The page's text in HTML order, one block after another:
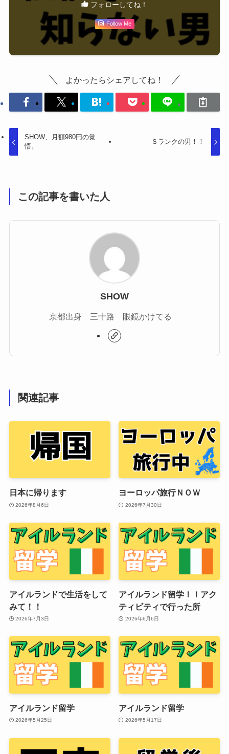
フォローしてね！
Follow Me
よかったらシェアしてね！
SHOW、月額980円の覚
悟。
Ｓランクの男！！
この記事を書いた人
SHOW
京都出身 三十路 眼鏡かけてる
関連記事
日本に帰ります
2026年8月6日
ヨーロッパ旅行ＮＯＷ
2026年7月30日
アイルランドで生活をして
みて！！
2026年7月3日
アイルランド留学！！アク
ティビティで行った所
2026年6月6日
アイルランド留学
2026年5月25日
アイルランド留学
2026年5月17日